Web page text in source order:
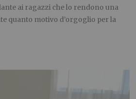
ai ragazzi che lo rendono una
quanto motivo d’orgoglio per la